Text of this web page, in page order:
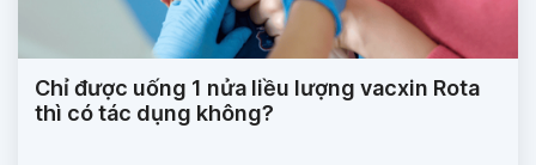
Chỉ được uống 1 nửa liều lượng vacxin Rota
thì có tác dụng không?